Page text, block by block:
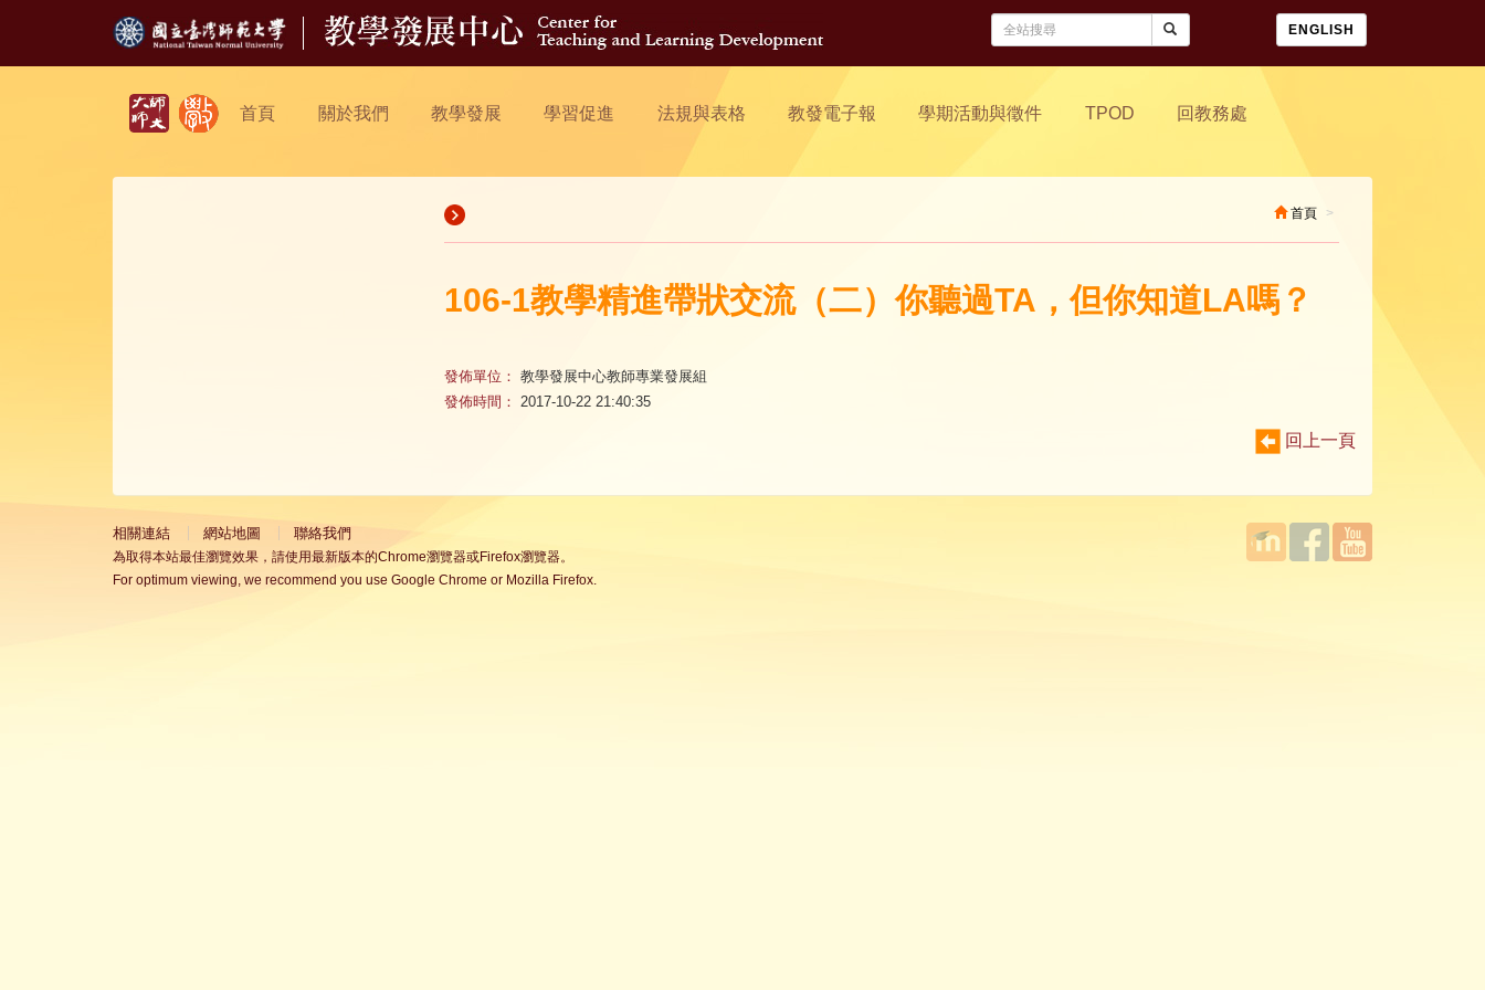
ENGLISH
首頁 關於我們 教學發展 學習促進 法規與表格 教發電子報 學期活動與徵件 TPOD 回教務處
首頁
106-1教學精進帶狀交流（二）你聽過TA，但你知道LA嗎？
發佈單位： 教學發展中心教師專業發展組
發佈時間： 2017-10-22 21:40:35
回上一頁
相關連結 網站地圖 聯絡我們
為取得本站最佳瀏覽效果，請使用最新版本的Chrome瀏覽器或Firefox瀏覽器。
For optimum viewing, we recommend you use Google Chrome or Mozilla Firefox.